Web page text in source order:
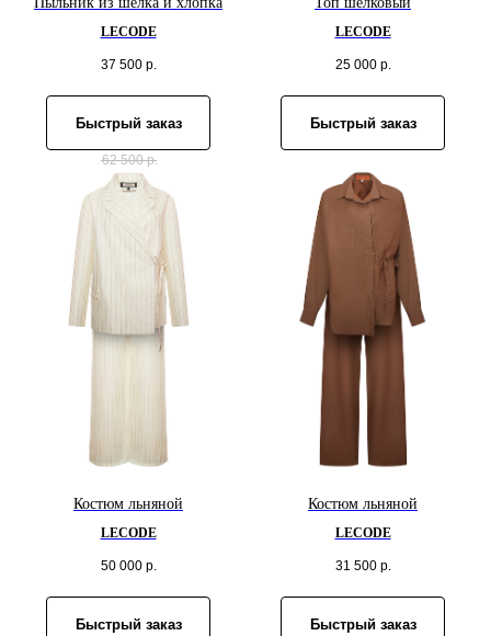
LECODE
37 500 р.
Быстрый заказ
62 500 р.
LECODE
25 000 р.
Быстрый заказ
Костюм льняной
LECODE
50 000 р.
Быстрый заказ
Костюм льняной
LECODE
31 500 р.
Быстрый заказ